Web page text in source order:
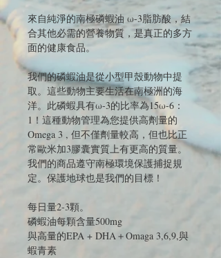
來自純淨的南極磷蝦油 ω-3脂肪酸，結
合其他必需的營養物質，是真正的多方
面的健康食品。
我們的磷蝦油是從小型甲殼動物中提
取。這些動物主要生活在南極洲的海
洋。此磷蝦具有ω-3的比率為15ω-6：
1！這種動物管理為您提供高劑量的
Omega 3 , 但不僅劑量較高，但也比正
常歐米加3膠囊實質上有更高的質量。
我們的商品遵守南極環境保護捕捉規
定。保護地球也是我們的目標！
每日量2-3顆。
磷蝦油每顆含量500mg
與高量的EPA + DHA＋Omaga 3,6,9,與
蝦青素